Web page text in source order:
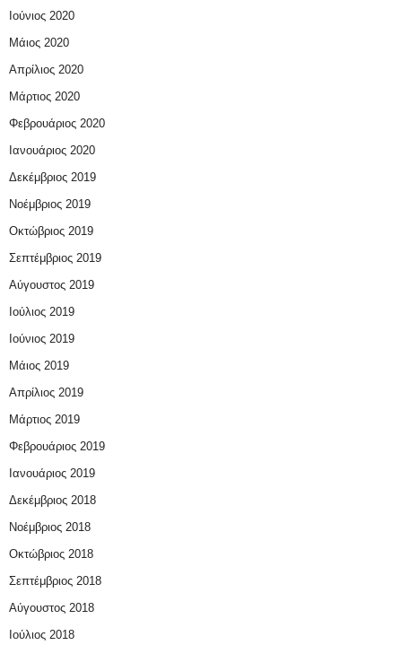
Ιούνιος 2020
Μάιος 2020
Απρίλιος 2020
Μάρτιος 2020
Φεβρουάριος 2020
Ιανουάριος 2020
Δεκέμβριος 2019
Νοέμβριος 2019
Οκτώβριος 2019
Σεπτέμβριος 2019
Αύγουστος 2019
Ιούλιος 2019
Ιούνιος 2019
Μάιος 2019
Απρίλιος 2019
Μάρτιος 2019
Φεβρουάριος 2019
Ιανουάριος 2019
Δεκέμβριος 2018
Νοέμβριος 2018
Οκτώβριος 2018
Σεπτέμβριος 2018
Αύγουστος 2018
Ιούλιος 2018